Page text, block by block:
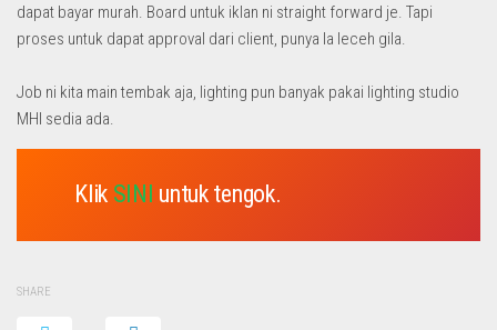
dapat bayar murah. Board untuk iklan ni straight forward je. Tapi
proses untuk dapat approval dari client, punya la leceh gila.
Job ni kita main tembak aja, lighting pun banyak pakai lighting studio
MHI sedia ada.
Klik SINI untuk tengok.
SHARE